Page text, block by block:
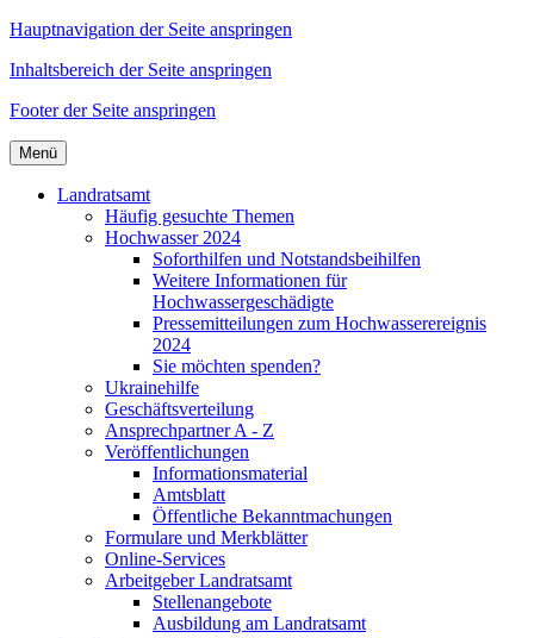
Hauptnavigation der Seite anspringen
Inhaltsbereich der Seite anspringen
Footer der Seite anspringen
Menü
Landratsamt
Häufig gesuchte Themen
Hochwasser 2024
Soforthilfen und Notstandsbeihilfen
Weitere Informationen für
Hochwassergeschädigte
Pressemitteilungen zum Hochwasserereignis
2024
Sie möchten spenden?
Ukrainehilfe
Geschäftsverteilung
Ansprechpartner A - Z
Veröffentlichungen
Informationsmaterial
Amtsblatt
Öffentliche Bekanntmachungen
Formulare und Merkblätter
Online-Services
Arbeitgeber Landratsamt
Stellenangebote
Ausbildung am Landratsamt